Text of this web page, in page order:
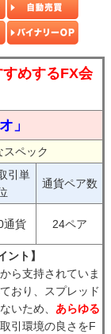
すめするFX会
」
ペック
引単
通貨ペア数
通貨 24ペア
ント】
ら支持されていま
おり、スプレッド
いため、 あらゆる
引環境の良さをF